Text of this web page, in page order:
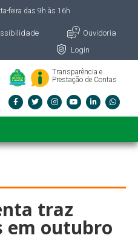
feira das 9h às 16h
Ouvidoria
Login
Transparência e
Prestação de Contas
traz
em outubro